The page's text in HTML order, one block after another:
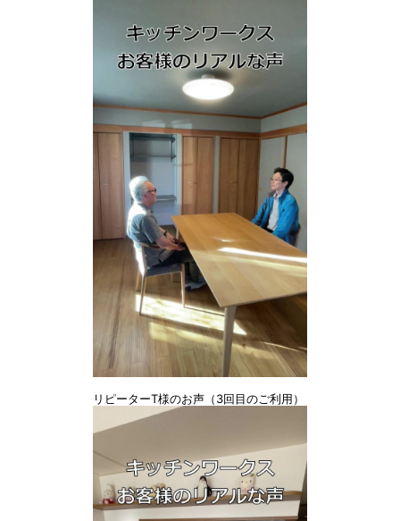
リピーターT様のお声（3回目のご利用）